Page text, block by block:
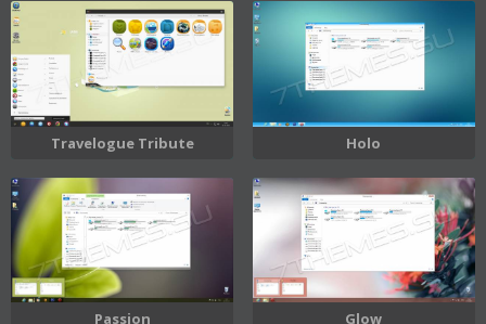
Travelogue Tribute Holo
Passion Glow